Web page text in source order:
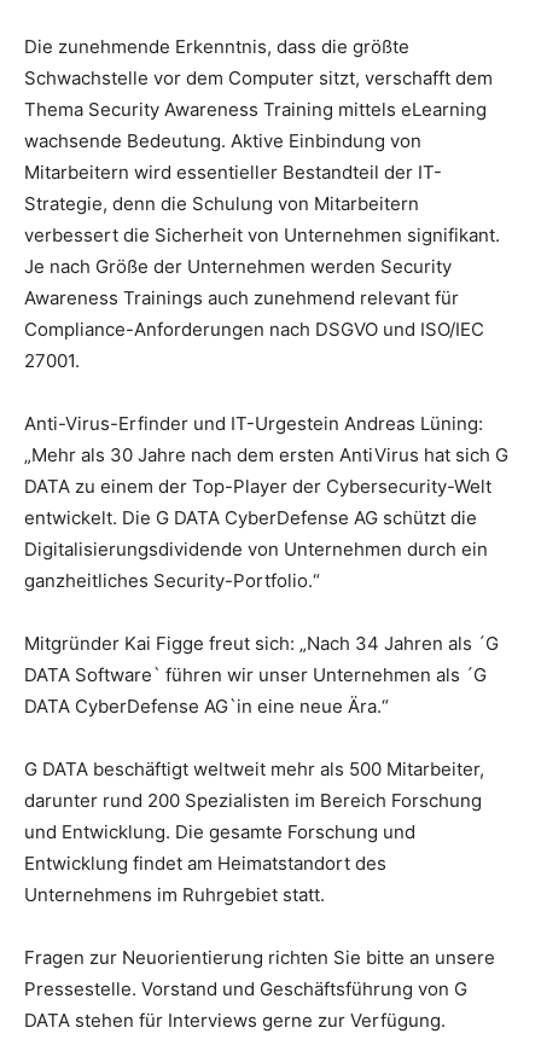
Die zunehmende Erkenntnis, dass die größte
Schwachstelle vor dem Computer sitzt, verschafft dem
Thema Security Awareness Training mittels eLearning
wachsende Bedeutung. Aktive Einbindung von
Mitarbeitern wird essentieller Bestandteil der IT-
Strategie, denn die Schulung von Mitarbeitern
verbessert die Sicherheit von Unternehmen signifikant.
Je nach Größe der Unternehmen werden Security
Awareness Trainings auch zunehmend relevant für
Compliance-Anforderungen nach DSGVO und ISO/IEC
27001.
Anti-Virus-Erfinder und IT-Urgestein Andreas Lüning:
„Mehr als 30 Jahre nach dem ersten AntiVirus hat sich G
DATA zu einem der Top-Player der Cybersecurity-Welt
entwickelt. Die G DATA CyberDefense AG schützt die
Digitalisierungsdividende von Unternehmen durch ein
ganzheitliches Security-Portfolio.“
Mitgründer Kai Figge freut sich: „Nach 34 Jahren als ´G
DATA Software` führen wir unser Unternehmen als ´G
DATA CyberDefense AG`in eine neue Ära.“
G DATA beschäftigt weltweit mehr als 500 Mitarbeiter,
darunter rund 200 Spezialisten im Bereich Forschung
und Entwicklung. Die gesamte Forschung und
Entwicklung findet am Heimatstandort des
Unternehmens im Ruhrgebiet statt.
Fragen zur Neuorientierung richten Sie bitte an unsere
Pressestelle. Vorstand und Geschäftsführung von G
DATA stehen für Interviews gerne zur Verfügung.